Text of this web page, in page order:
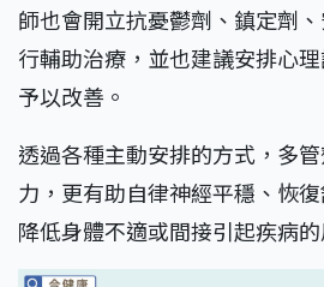
師也會開立抗憂鬱劑、鎮定劑
行輔助治療，並也建議安排心
予以改善。
透過各種主動安排的方式，多
力，更有助自律神經平穩、恢
降低身體不適或間接引起疾病的